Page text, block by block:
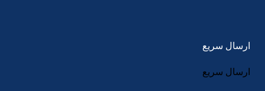
ارسال سریع
ارسال سریع